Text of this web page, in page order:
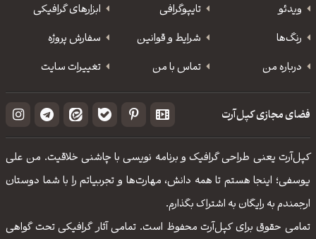
ویدئو
‌تایپوگرافی
ابزارهای گرافیکی
رنگ‌ها
شرایط و قوانین
سفارش پروژه
درباره من
تماس با من تغییرات سایت
فضای مجازی کپل‌آرت
کپل‌آرت یعنی طراحی گرافیک و برنامه نویسی با چاشنی خلاقیت. من علی
یوسفی؛ اینجا هستم تا همه دانش، مهارت‌‌ها و تجربیاتم را با شما دوستان
ارجمندم به رایگان به اشتراک بگذارم.
تمامی حقوق برای کپل‌آرت محفوظ است. تمامی آثار گرافیکی تحت گواهی